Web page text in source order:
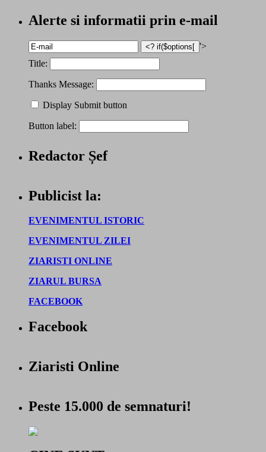
Alerte si informatii prin e-mail
'>
Title:
Thanks Message:
Display Submit button
Button label:
Redactor Șef
Publicist la:
EVENIMENTUL ISTORIC
EVENIMENTUL ZILEI
ZIARISTI ONLINE
ZIARUL BURSA
FACEBOOK
Facebook
Ziaristi Online
Peste 15.000 de semnaturi!